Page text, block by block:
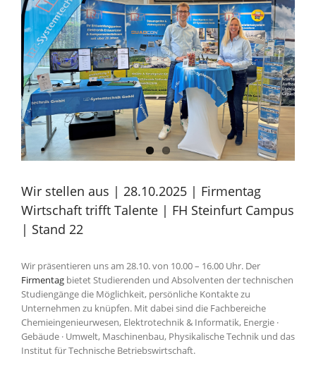
Wir stellen aus | 28.10.2025 | Firmentag
Wirtschaft trifft Talente | FH Steinfurt Campus
| Stand 22
Wir präsentieren uns am 28.10. von 10.00 – 16.00 Uhr. Der
Firmentag bietet Studierenden und Absolventen der technischen
Studiengänge die Möglichkeit, persönliche Kontakte zu
Unternehmen zu knüpfen. Mit dabei sind die Fachbereiche
Chemieingenieurwesen, Elektrotechnik & Informatik, Energie ·
Gebäude · Umwelt, Maschinenbau, Physikalische Technik und das
Institut für Technische Betriebswirtschaft.